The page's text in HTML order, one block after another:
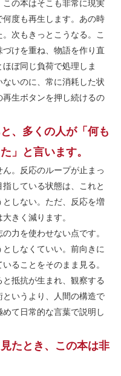
の本はそこも非常に現実
度も再生します。あの時
次もきっとこうなる。こ
けを重ね、物語を作り直
ぼ同じ負荷で処理しま
いのに、常に消耗した状
生ボタンを押し続けるの
、多くの人が「何も
」と言います。
。反応のループが止まっ
している状態は、これと
しない。ただ、反応を増
きく減ります。
力を使わせない点です。
しなくていい。前向きに
ることをそのまま見る。
抵抗が生まれ、観察する
いうより、人間の構造で
て日常的な言葉で説明し
たとき、この本は非